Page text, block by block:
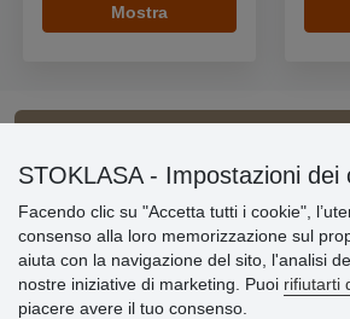
Mostra
Informazioni importanti
» Impostazioni dei cookie
» Termini & Condizioni
» Informativa sulla Privacy
» Consegna e pagamento
» Garanzia e resi
STOKLASA - Impostazioni dei
Facendo clic su "Accetta tutti i cookie",
consenso alla loro memorizzazione sul
aiuta con la navigazione del sito, l'analisi
nostre iniziative di marketing. Puoi rifiutarti
piacere avere il tuo consenso.